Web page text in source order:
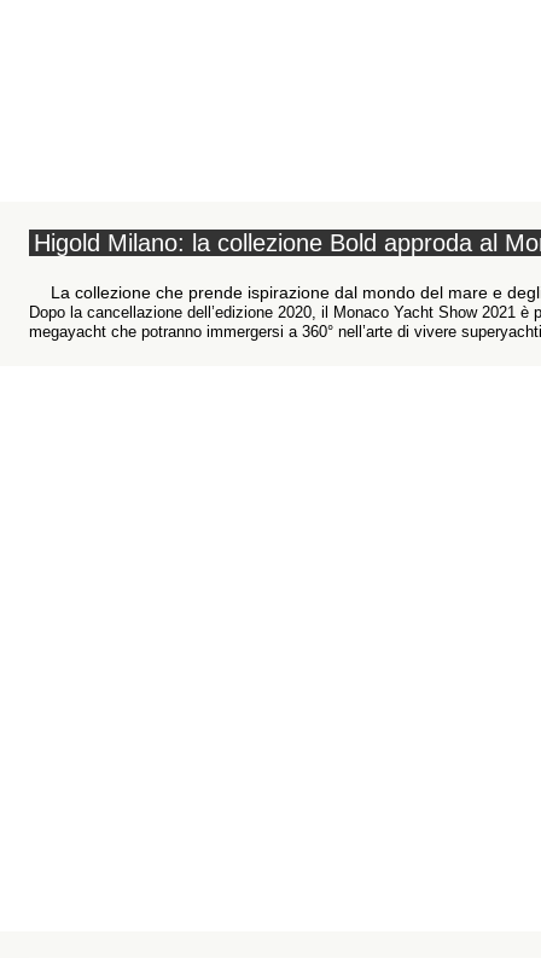
Higold Milano: la collezione Bold approda al
La collezione che prende ispirazione dal mondo del mare e
Dopo la cancellazione dell’edizione 2020, il Monaco Yacht Show 2021
megayacht che potranno immergersi a 360° nell’arte di vivere